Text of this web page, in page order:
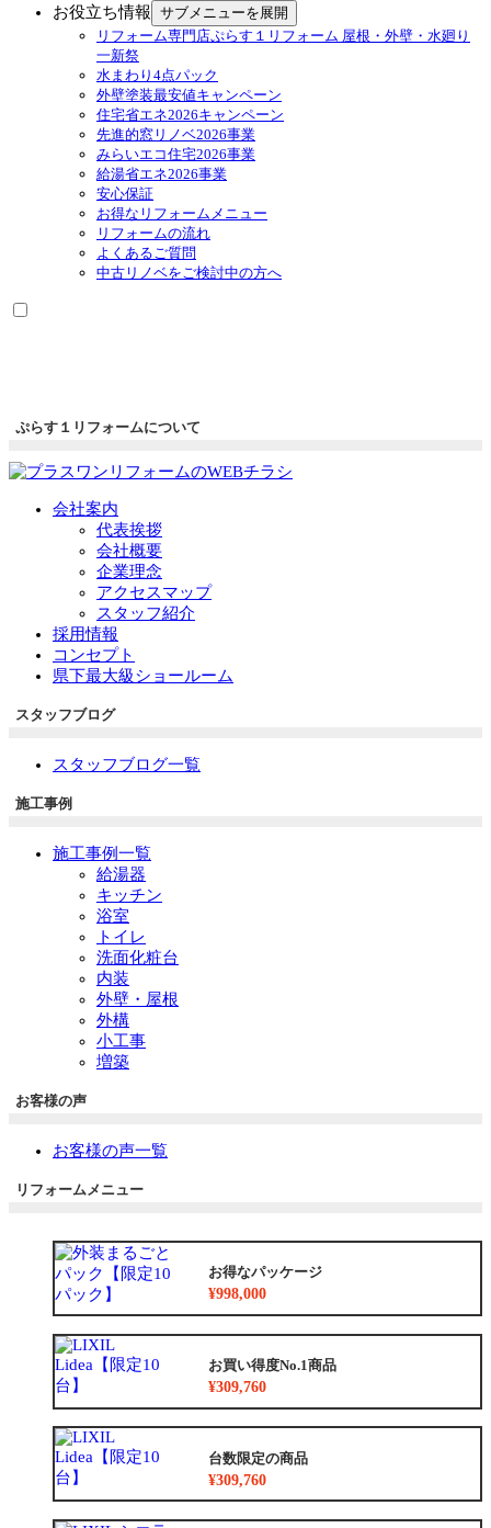
お役立ち情報 サブメニューを展開
リフォーム専門店ぷらす１リフォーム 屋根・外壁・水廻り
一新祭
水まわり4点パック
外壁塗装最安値キャンペーン
住宅省エネ2026キャンペーン
先進的窓リノベ2026事業
みらいエコ住宅2026事業
給湯省エネ2026事業
安心保証
お得なリフォームメニュー
リフォームの流れ
よくあるご質問
中古リノベをご検討中の方へ
ぷらす１リフォームについて
会社案内
代表挨拶
会社概要
企業理念
アクセスマップ
スタッフ紹介
採用情報
コンセプト
県下最大級ショールーム
スタッフブログ
スタッフブログ一覧
施工事例
施工事例一覧
給湯器
キッチン
浴室
トイレ
洗面化粧台
内装
外壁・屋根
外構
小工事
増築
お客様の声
お客様の声一覧
リフォームメニュー
お得なパッケージ
¥998,000
お買い得度No.1商品
¥309,760
台数限定の商品
¥309,760